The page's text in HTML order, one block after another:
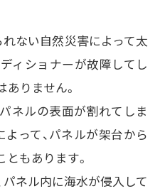
ない自然災害によって太
ィショナーが故障してし
りません。
ネルの表面が割れてしま
って、パネルが架台から
もあります。
ネル内に海水が侵入して